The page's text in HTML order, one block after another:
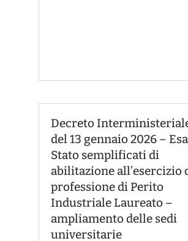
Decreto
del 13 gennaio 2026 –
Stato semplificati di
abilitazione all’esercizio
professione di Perito
Industriale Laureato –
ampliamento delle sedi
universitarie